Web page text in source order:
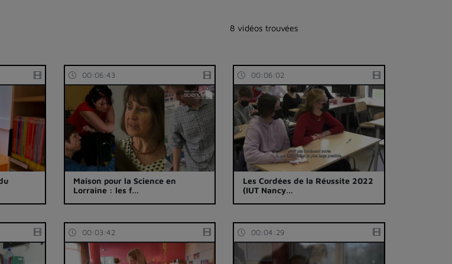
8 vidéos trouvées
00:06:43
Maison pour la Science en
Lorraine : les f…
00:06:02
Les Cordées de la Réussite 2022
(IUT Nancy…
00:03:42 00:04:29